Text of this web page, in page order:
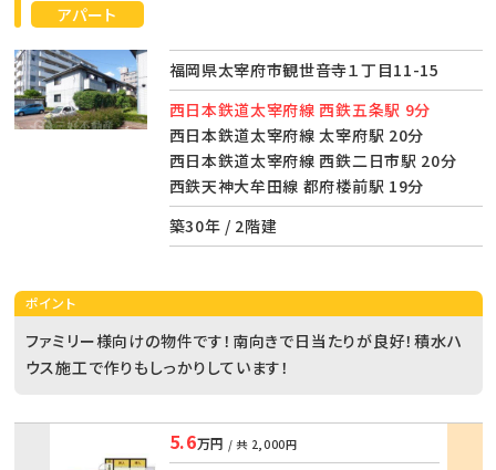
アパート
福岡県太宰府市観世音寺１丁目11-15
西日本鉄道太宰府線 西鉄五条駅 9分
西日本鉄道太宰府線 太宰府駅 20分
西日本鉄道太宰府線 西鉄二日市駅 20分
西鉄天神大牟田線 都府楼前駅 19分
築30年 / 2階建
ポイント
ファミリー様向けの物件です！南向きで日当たりが良好！積水ハ
ウス施工で作りもしっかりしています！
5.6万円 / 共 2,000円